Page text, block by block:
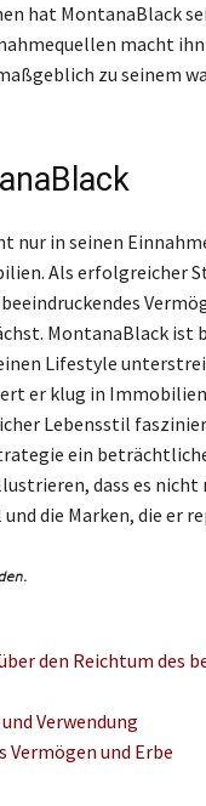
hat MontanaBlack
macht
zu seinem
nur in seinen
Als erfolgreicher
MontanaBlack ist
Lifestyle
er klug in
Lebensstil
ein
dass es nicht
die Marken, die er
den Reichtum des
Verwendung
Vermögen und Erbe